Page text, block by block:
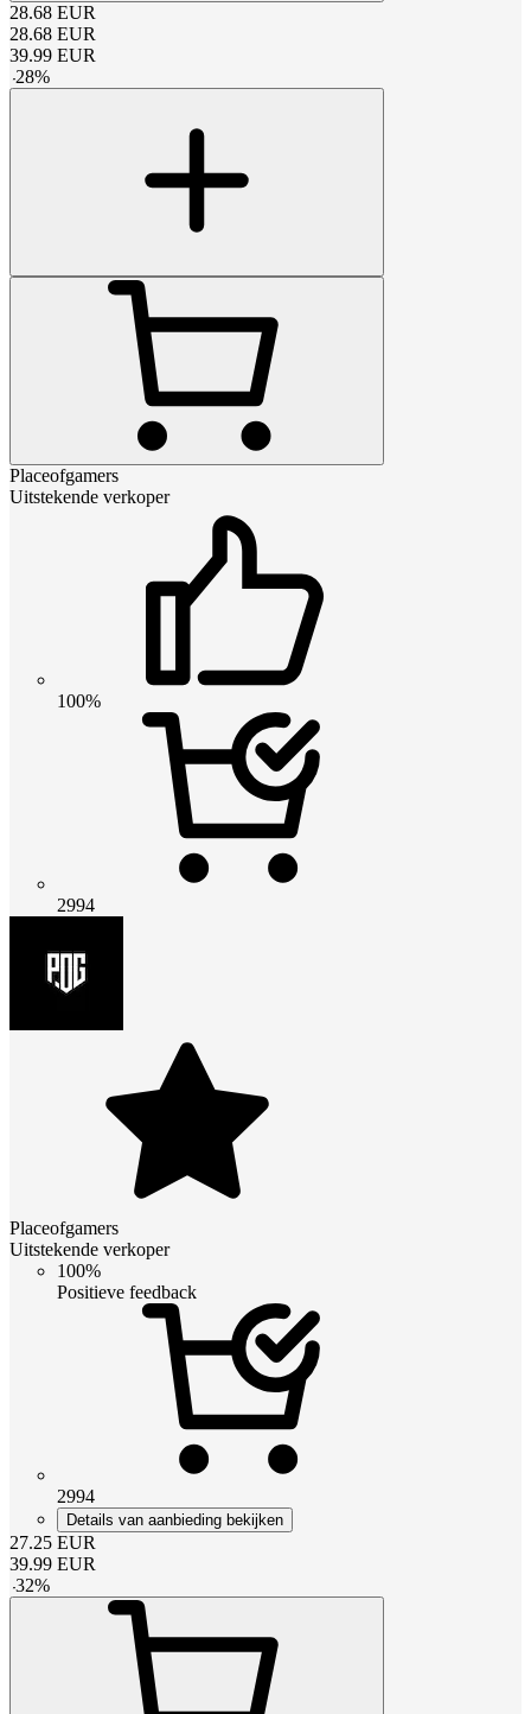
28.68 EUR
28.68 EUR
39.99 EUR
-28%
Placeofgamers
Uitstekende verkoper
100%
2994
Placeofgamers
Uitstekende verkoper
100%
Positieve feedback
2994
Details van aanbieding bekijken
27.25 EUR
39.99 EUR
-32%